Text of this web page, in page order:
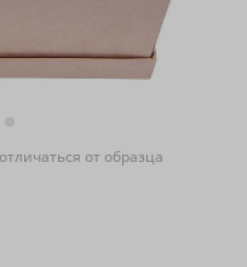
от образца